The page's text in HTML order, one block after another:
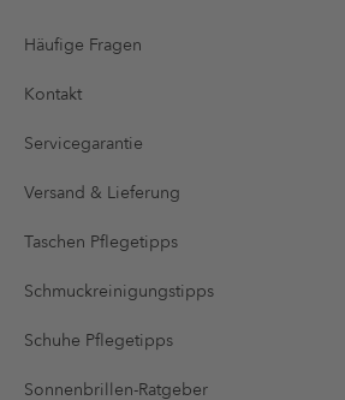
Häufige Fragen
Kontakt
Servicegarantie
Versand & Lieferung
Taschen Pflegetipps
Schmuckreinigungstipps
Schuhe Pflegetipps
Sonnenbrillen-Ratgeber